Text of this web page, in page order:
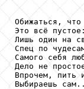
Обижаться,
Это всё пустое:
Лишь один на
Спец по
Самого себя
Дело не
Впрочем, пить
Выбираешь